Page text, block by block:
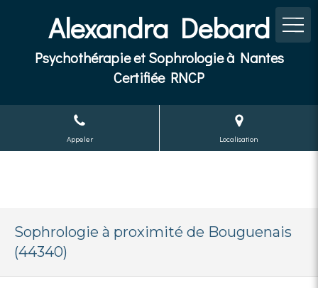
Alexandra Debard
Psychothérapie et Sophrologie à Nantes
Certifiée RNCP
Appeler Localisation
Sophrologie à proximité de Bouguenais
(44340)